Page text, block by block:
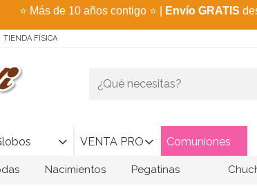
⭐ Más de 10 años contigo ⭐ Envío GRATIS
TIENDA FÍSICA
VENTA PRO Comuniones
Nacimientos Pegatinas